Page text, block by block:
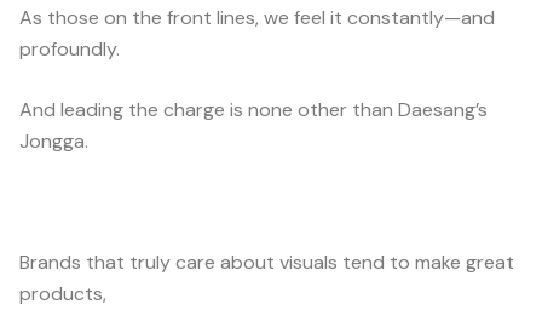
As those on the front lines, we feel it constantly—and
profoundly.
And leading the charge is none other than Daesang’s
Jongga.
Brands that truly care about visuals tend to make great
products,